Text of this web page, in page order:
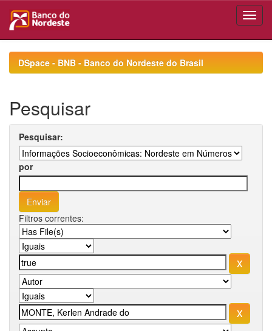
navigationDSpace - BNB - Banco do Nordeste do Brasil
Pesquisar
Pesquisar:
por
Filtros correntes: